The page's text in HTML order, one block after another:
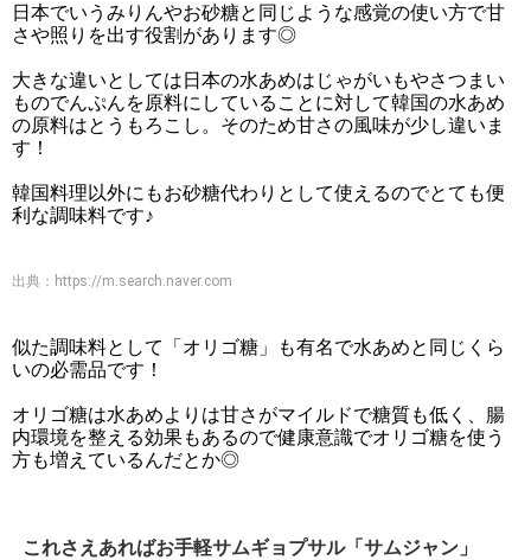
日本でいうみりんやお砂糖と同じような感覚の使い方で甘
さや照りを出す役割があります◎
大きな違いとしては日本の水あめはじゃがいもやさつまい
ものでんぷんを原料にしていることに対して韓国の水あめ
の原料はとうもろこし。そのため甘さの風味が少し違いま
す！
韓国料理以外にもお砂糖代わりとして使えるのでとても便
利な調味料です♪
出典： https://m.search.naver.com
似た調味料として「オリゴ糖」も有名で水あめと同じくら
いの必需品です！
オリゴ糖は水あめよりは甘さがマイルドで糖質も低く、腸
内環境を整える効果もあるので健康意識でオリゴ糖を使う
方も増えているんだとか◎
これさえあればお手軽サムギョプサル「サムジャン」